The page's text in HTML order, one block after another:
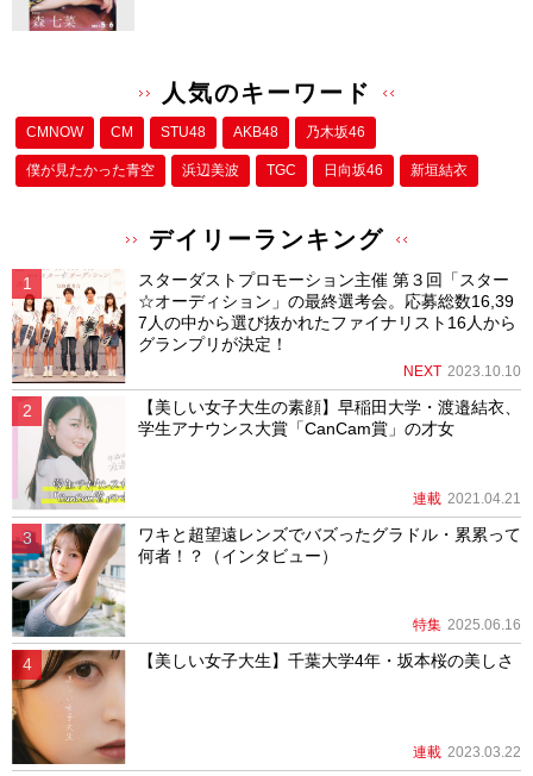
人気のキーワード
CMNOW CM STU48 AKB48 乃木坂46
僕が⾒たかった⻘空 浜辺美波 TGC 日向坂46 新垣結衣
デイリーランキング
スターダストプロモーション主催 第３回「スター
☆オーディション」の最終選考会。応募総数16,39
7人の中から選び抜かれたファイナリスト16人から
グランプリが決定！
NEXT 2023.10.10
【美しい女子大生の素顔】早稲田大学・渡邉結衣、
学生アナウンス大賞「CanCam賞」の才女
連載 2021.04.21
ワキと超望遠レンズでバズったグラドル・累累って
何者！？（インタビュー）
特集 2025.06.16
【美しい女子大生】千葉大学4年・坂本桜の美しさ
連載 2023.03.22